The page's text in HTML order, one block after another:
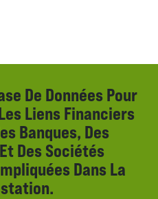
De Données Pour
Liens Financiers
Banques, Des
Des Sociétés
Dans La